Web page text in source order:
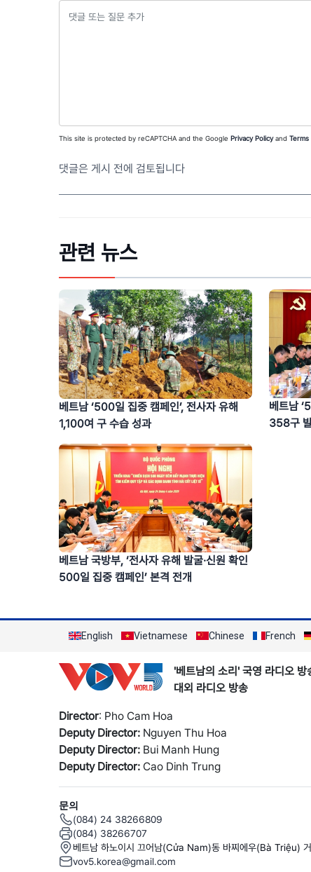
This site is protected by reCAPTCHA and the Google Privacy Policyand Terms
댓글은 게시 전에 검토됩니다
관련 뉴스
베트남 ‘500일 집중 캠페인’, 전사자 유해
1,100여 구 수습 성과
베트남
358구
베트남 국방부, ‘전사자 유해 발굴·신원 확인
500일 집중 캠페인’ 본격 전개
English Vietnamese Chinese French
'베트남의 소리' 국영 라디오 방
대외 라디오 방송
Director: Pho Cam Hoa
Deputy Director: Nguyen Thu Hoa
Deputy Director: Bui Manh Hung
Deputy Director: Cao Dinh Trung
문의
(084) 24 38266809
(084) 38266707
베트남 하노이시 끄어남(Cửa Nam)동 바찌에우(Bà Triệu)
vov5.korea@gmail.com